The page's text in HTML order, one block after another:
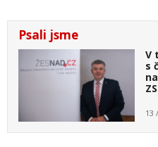
Psali jsme
V
s
13